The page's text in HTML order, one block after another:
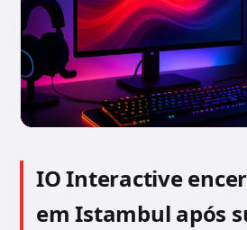
IO Interactive
em Istambul após